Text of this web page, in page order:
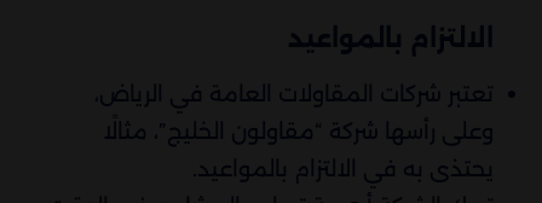
الالتزام بالمواعيد
تعتبر شركات المقاولات العامة في الرياض،
وعلى رأسها شركة “مقاولون الخليج”، مثالًا
يحتذى به في الالتزام بالمواعيد.